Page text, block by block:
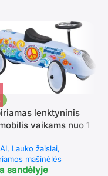
lenktyninis
vaikams nuo 1
Lauko žaislai
mašinėlės
sandėlyje